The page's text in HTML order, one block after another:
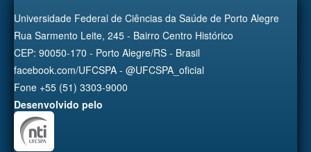
Universidade Federal de Ciências da Saúde de Porto Alegre
Rua Sarmento Leite, 245 - Bairro Centro Histórico
CEP: 90050-170 - Porto Alegre/RS - Brasil
facebook.com/UFCSPA - @UFCSPA_oficial
Fone +55 (51) 3303-9000
Desenvolvido pelo